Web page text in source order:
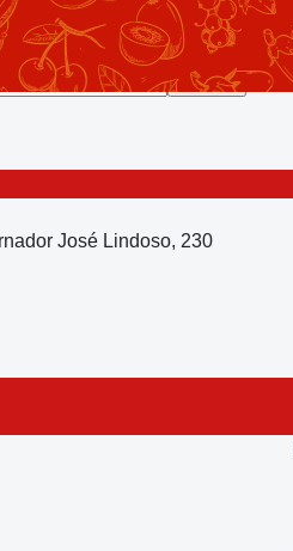
José Lindoso, 230